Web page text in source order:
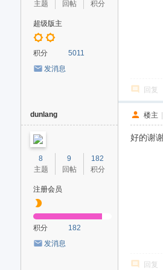
主题
回帖
积分
超级版主
积分
5011
发消息
回复
dunlang
8
主题
9
回帖
182
积分
注册会员
积分
182
发消息
楼主 |
好的谢
回复